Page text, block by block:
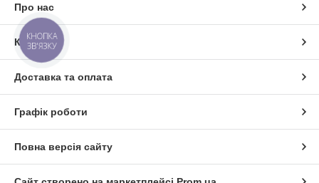
Про нас
Контакти
Доставка та оплата
Графік роботи
Повна версія сайту
КНОПКА
ЗВ'ЯЗКУ